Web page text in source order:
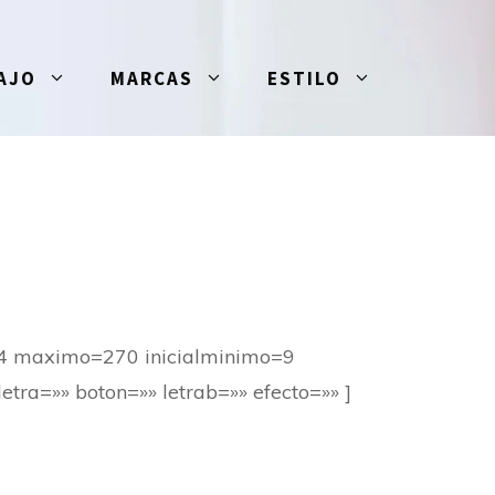
MARCAS ESTILO
maximo=270 inicialminimo=9
boton=»» letrab=»» efecto=»» ]